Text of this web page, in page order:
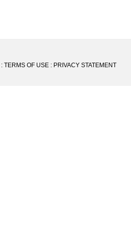
: TERMS OF USE : PRIVACY STATEMENT